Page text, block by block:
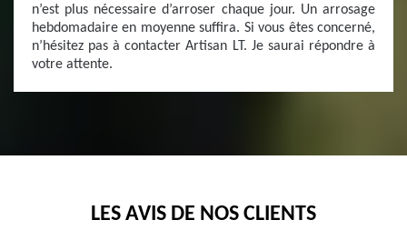
n’est plus nécessaire d’arroser chaque jour. Un arrosage
hebdomadaire en moyenne suffira. Si vous êtes concerné,
n’hésitez pas à contacter Artisan LT. Je saurai répondre à
votre attente.
LES AVIS DE NOS CLIENTS